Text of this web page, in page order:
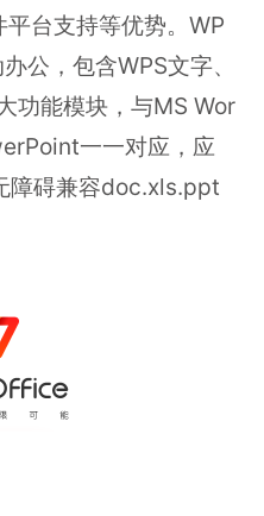
台支持等优势。WP
公，包含WPS文字、
功能模块，与MS Wor
一一对应，应
障碍兼容doc.xls.ppt